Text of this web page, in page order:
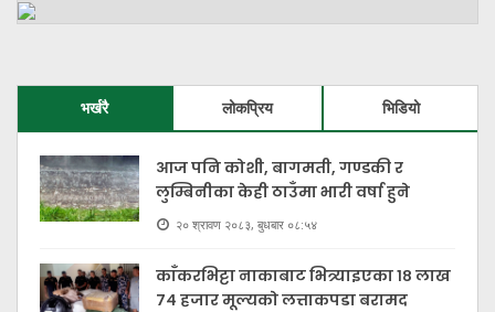
भर्खरै लोकप्रिय भिडियो
आज पनि कोशी, बागमती, गण्डकी र
लुम्बिनीका केही ठाउँमा भारी वर्षा हुने
२० श्रावण २०८३, बुधबार ०८:५४
काँकरभिट्टा नाकाबाट भित्र्याइएका १८ लाख
७४ हजार मूल्यकाे लत्ताकपडा बरामद